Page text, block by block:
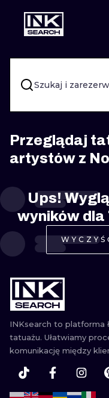
BERLIN
PRAGA
Szukaj i
Przeglądaj
artystów z
Ups!
wyników
INKsearch to platforma
tatuażu. Ułatwiamy
komunikację między